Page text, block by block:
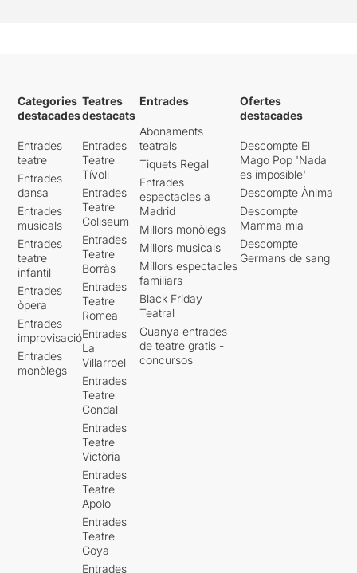
Categories
destacades
Entrades
teatre
Entrades
dansa
Entrades
musicals
Entrades
teatre
infantil
Entrades
òpera
Entrades
improvisació
Entrades
monòlegs
Teatres
destacats
Entrades
Teatre
Tívoli
Entrades
Teatre
Coliseum
Entrades
Teatre
Borràs
Entrades
Teatre
Romea
Entrades
La
Villarroel
Entrades
Teatre
Condal
Entrades
Teatre
Victòria
Entrades
Teatre
Apolo
Entrades
Teatre
Goya
Entrades
Entrades
Abonaments
teatrals
Tiquets Regal
Entrades
espectacles a
Madrid
Millors monòlegs
Millors musicals
Millors espectacles
familiars
Black Friday
Teatral
Guanya entrades
de teatre gratis -
concursos
Ofertes
destacades
Descompte El
Mago Pop 'Nada
es imposible'
Descompte Ànima
Descompte
Mamma mia
Descompte
Germans de sang